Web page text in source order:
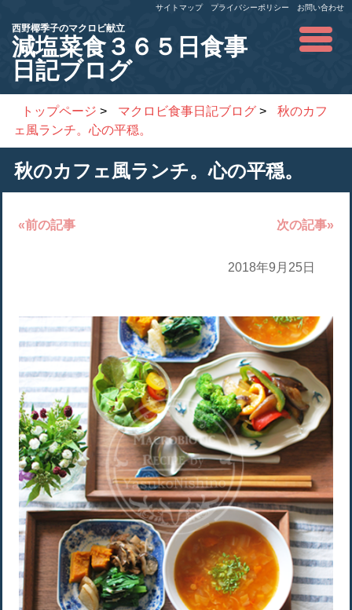
サイトマップ プライバシーポリシー お問い合わせ
西野椰季子のマクロビ献立
減塩菜食３６５日食事
日記ブログ
トップページ > マクロビ食事日記ブログ >
秋のカフ
ェ風ランチ。心の平穏。
秋のカフェ風ランチ。心の平穏。
«前の記事 次の記事»
2018年9月25日